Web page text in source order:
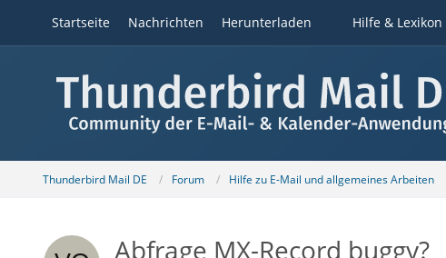
Startseite Nachrichten Herunterladen Hilfe & Lexikon
Thunderbird Mail DE Forum Hilfe zu E-Mail und allgemeines Arbeiten
Abfrage MX-Record buggy?